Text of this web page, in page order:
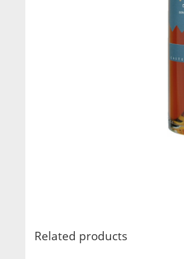
Related products